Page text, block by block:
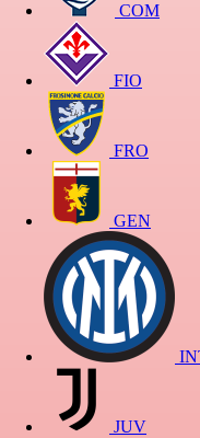
COM
FIO
FRO
GEN
JUV